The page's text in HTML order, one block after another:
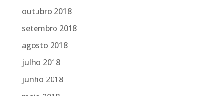
outubro 2018
setembro 2018
agosto 2018
julho 2018
junho 2018